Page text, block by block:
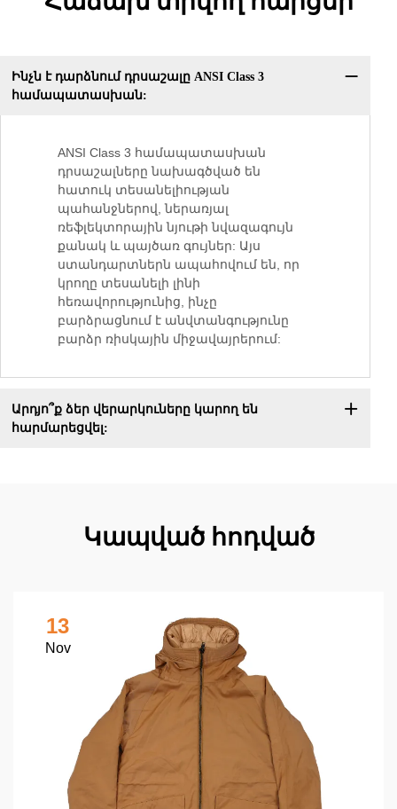
Ինչն է դարձնում դրսաշալը ANSI Class 3
համապատասխան:
ANSI Class 3 համապատասխան
դրսաշալները նախագծված են
հատուկ տեսանելիության
պահանջներով, ներառյալ
ռեֆլեկտորային նյութի նվազագույն
քանակ և պայծառ գույներ: Այս
ստանդարտներն ապահովում են, որ
կրողը տեսանելի լինի
հեռավորությունից, ինչը
բարձրացնում է անվտանգությունը
բարձր ռիսկային միջավայրերում:
Արդյո՞ք ձեր վերարկուները կարող են
հարմարեցվել:
Կապված հոդված
13
Nov